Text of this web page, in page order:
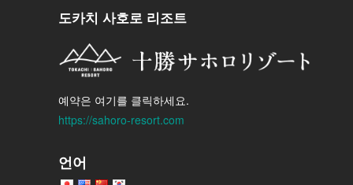
도카치 사호로 리조트
예약은 여기를 클릭하세요.
https://sahoro-resort.com
언어